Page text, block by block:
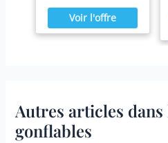
Autres articles dans
gonflables